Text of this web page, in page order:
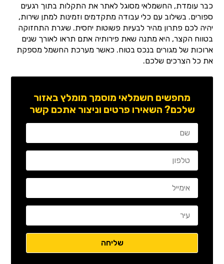
כבר עומדת, החשמלאי מסוגל לאתר את התקלות בתוך רגעים
ספורים. בשילוב עם כלי עבודה מתקדמים וזמינות למתן שירות,
יהיה לכם פתרון מהיר לבעיות פשוטות יחסית. שיגרת התחזוקה
בטווח הקצר, היא מתנה שאת פירותיה אתם תראו לאורך שנים
ארוכות של מגורים בנכס בטוח. כאשר מערכת החשמל מספקת
את כל הצרכים שלכם.
מחפשים חשמלאי מוסמך מומלץ באזור
שלכם? השאירו פרטים וניצור אתכם קשר